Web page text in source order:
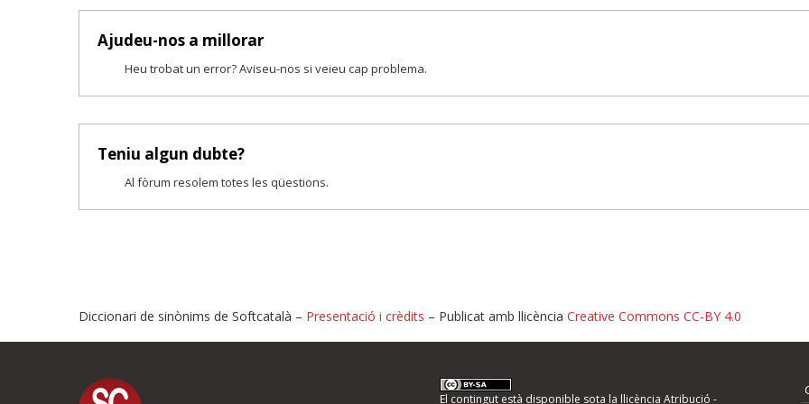
Ajudeu-nos a millorar
Heu trobat un error? Aviseu-nos si veieu cap problema.
Teniu algun dubte?
Al fòrum resolem totes les qüestions.
Proposeu-nos millores o informeu d'errors
Diccionari de sinònims de Softcatalà – Presentació i crèdits – Publicat amb llicència Creative Commons CC-BY 4.0
El contingut està disponible sota la llicència Atribució -